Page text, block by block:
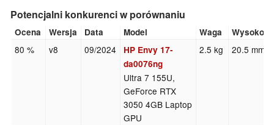
Potencjalni konkurenci w porównaniu
Ocena Wersja Data Model Waga Wysokość
80 % v8 09/2024
HP Envy 17-
da0076ng
Ultra 7 155U,
GeForce RTX
3050 4GB Laptop
GPU
2.5 kg 20.5 mm